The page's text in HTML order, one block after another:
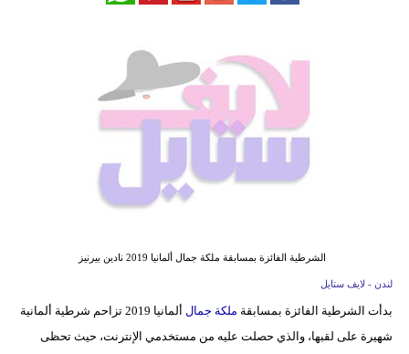
الشرطية الفائزة بمسابقة ملكة جمال ألمانيا 2019 نادين بيرنيز
لندن - لايف ستايل
بدأت الشرطية الفائزة بمسابقة ملكة جمال
ألمانيا 2019 تزاحم شرطية ألمانية
شهيرة على لقبها، والذي حصلت عليه من مستخدمي الإنترنت، حيث تحظى